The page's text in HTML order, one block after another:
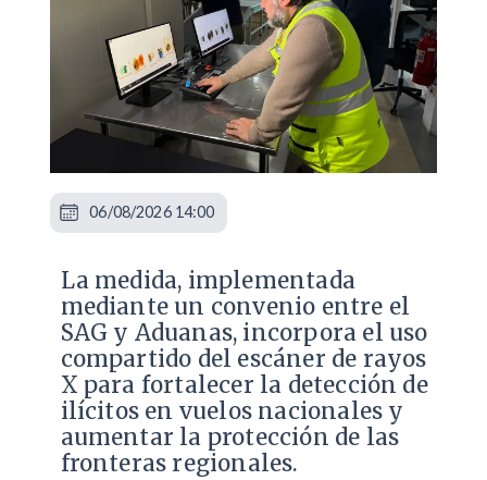
La medida, implementada
mediante un convenio entre el
SAG y Aduanas, incorpora el uso
compartido del escáner de rayos
X para fortalecer la detección de
ilícitos en vuelos nacionales y
aumentar la protección de las
fronteras regionales.
06/08/2026 14:00